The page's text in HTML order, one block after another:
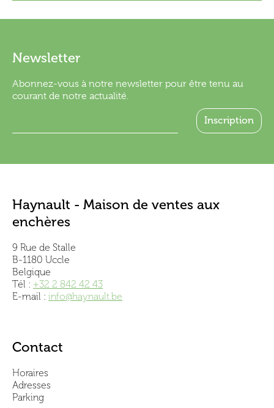
Newsletter
Abonnez-vous à notre newsletter pour être tenu au
courant de notre actualité.
Haynault - Maison de ventes aux
enchères
9 Rue de Stalle
B-1180 Uccle
Belgique
Tél : +32 2 842 42 43
E-mail : info@haynault.be
Contact
Horaires
Adresses
Parking